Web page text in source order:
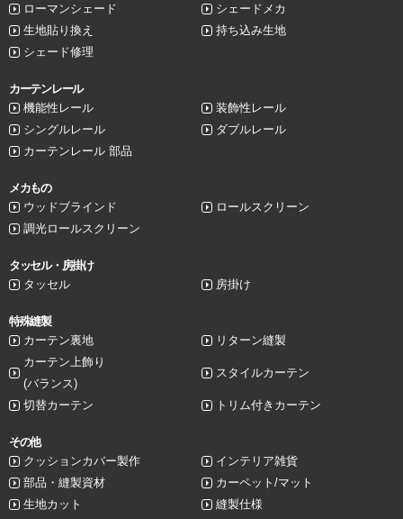
ローマンシェード
シェードメカ
生地貼り換え
持ち込み生地
シェード修理
カーテンレール
機能性レール
装飾性レール
シングルレール
ダブルレール
カーテンレール 部品
メカもの
ウッドブラインド
ロールスクリーン
調光ロールスクリーン
タッセル・房掛け
タッセル
房掛け
特殊縫製
カーテン裏地
リターン縫製
カーテン上飾り
(バランス)
スタイルカーテン
切替カーテン トリム付きカーテン
その他
クッションカバー製作
インテリア雑貨
部品・縫製資材
カーペット/マット
生地カット
縫製仕様